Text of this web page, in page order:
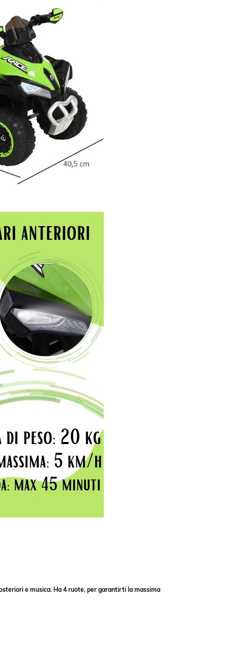
e musica. Ha 4 ruote, per garantirti la massima